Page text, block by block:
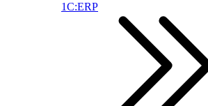
1С:ERP